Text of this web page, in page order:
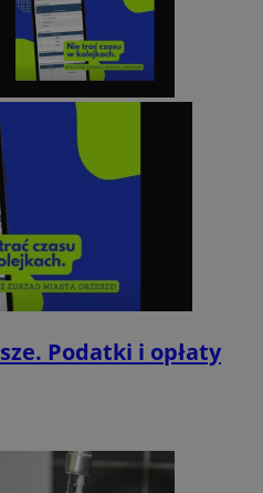
Podatki i opłaty